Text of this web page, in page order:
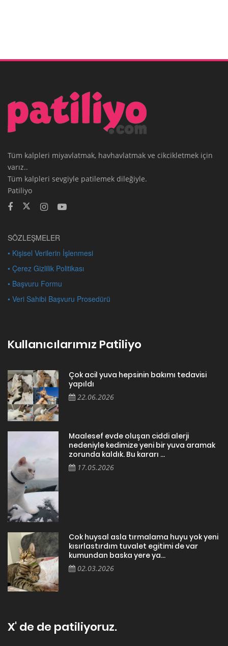
Tüm kalpleri miyavlatmak, havhavlatmak ve cikcikletmek için
varız..
Tüm kalpleri sevgiyle patilemek dileğiyle.
Patiliyo
SÖZLEŞMELER
• Kişisel Verilerin İşlenmesi
• Çerez Gizlilik Politikası
• Başvuru Formu
• Veri Sahibi Başvuru Prosedürü
Kullanıcılarımız Patiliyo
Çok acil yuva hepsinin bakımı tedavisi
yapıldı
22.06.2026
Maalesef evde oluşan ciddi alerji
nedeniyle kedimize yeni bir yuva aramak
zorunda kaldık. Bu kararı ...
17.05.2026
Cok huysal asla tırmalama huyu yok yeni
kısırlastırdım tuvalet egitimi de var
kumundan baska yere ya...
02.03.2026
X' de de patiliyoruz.